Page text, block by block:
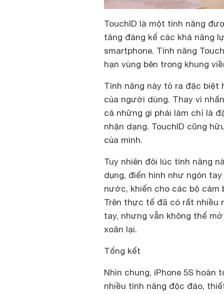
TouchID là một tính năng
tăng đáng kể các khả năng
smartphone. Tính năng
hạn vùng bên trong khung
Tính năng này tỏ ra đặc biệt
của người dùng. Thay vì
cả những gì phải làm chỉ là
nhận dạng. TouchID cũng
của mình.
Tuy nhiên đôi lúc tính năng
dụng, điển hình như ngón
nước, khiến cho các bộ cảm
Trên thực tế đã có rất nhiều
tay, nhưng vẫn không thể
xoăn lại.
Tổng kết
Nhìn chung, iPhone 5S
nhiều tính năng độc đáo,